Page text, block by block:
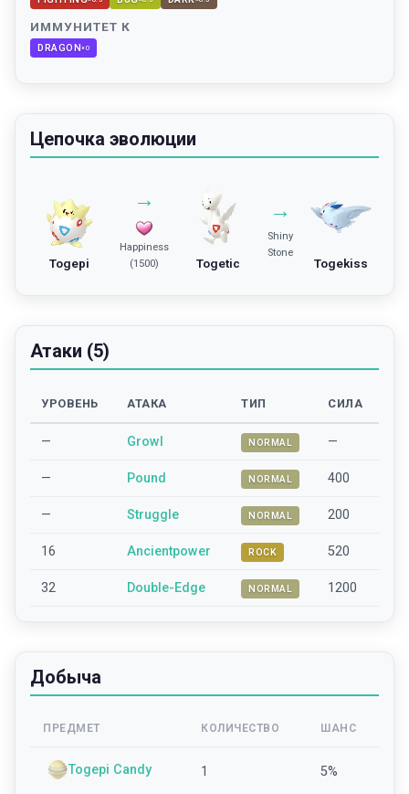
ИММУНИТЕТ К
DRAGON×0
Цепочка эволюции
Togepi
→
Happiness
(1500)
Togetic
→
Shiny
Stone
Togekiss
Атаки (5)
УРОВЕНЬ АТАКА ТИП СИЛА
— Growl NORMAL —
— Pound NORMAL 400
— Struggle NORMAL 200
16 Ancientpower ROCK 520
32 Double-Edge NORMAL 1200
Добыча
ПРЕДМЕТ КОЛИЧЕСТВО ШАНС
Togepi Candy 1 5%